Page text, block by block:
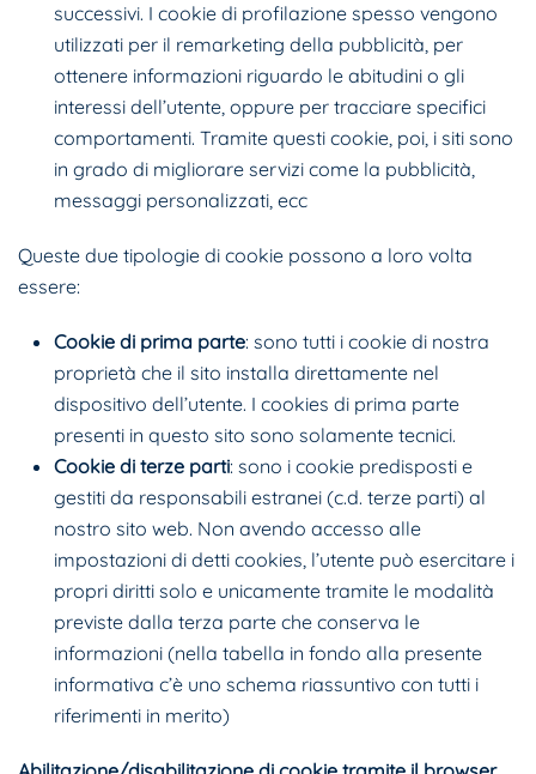
successivi. I cookie di profilazione spesso vengono
utilizzati per il remarketing della pubblicità, per
ottenere informazioni riguardo le abitudini o gli
interessi dell’utente, oppure per tracciare specifici
comportamenti. Tramite questi cookie, poi, i siti sono
in grado di migliorare servizi come la pubblicità,
messaggi personalizzati, ecc
Queste due tipologie di cookie possono a loro volta
essere:
Cookie di prima parte: sono tutti i cookie di nostra
proprietà che il sito installa direttamente nel
dispositivo dell’utente. I cookies di prima parte
presenti in questo sito sono solamente tecnici.
Cookie di terze parti: sono i cookie predisposti e
gestiti da responsabili estranei (c.d. terze parti) al
nostro sito web. Non avendo accesso alle
impostazioni di detti cookies, l’utente può esercitare i
propri diritti solo e unicamente tramite le modalità
previste dalla terza parte che conserva le
informazioni (nella tabella in fondo alla presente
informativa c’è uno schema riassuntivo con tutti i
riferimenti in merito)